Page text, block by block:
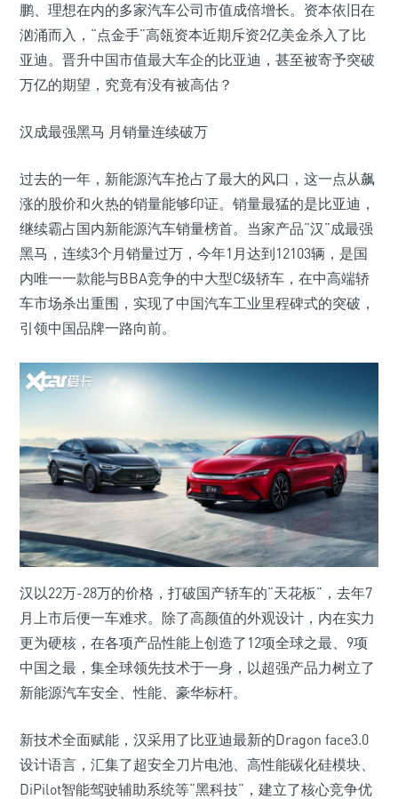
鹏、理想在内的多家汽车公司市值成倍增长。资本依旧在
汹涌而入，“点金手”高瓴资本近期斥资2亿美金杀入了比
亚迪。晋升中国市值最大车企的比亚迪，甚至被寄予突破
万亿的期望，究竟有没有被高估？
汉成最强黑马 月销量连续破万
过去的一年，新能源汽车抢占了最大的风口，这一点从飙
涨的股价和火热的销量能够印证。销量最猛的是比亚迪，
继续霸占国内新能源汽车销量榜首。当家产品“汉”成最强
黑马，连续3个月销量过万，今年1月达到12103辆，是国
内唯一一款能与BBA竞争的中大型C级轿车，在中高端轿
车市场杀出重围，实现了中国汽车工业里程碑式的突破，
引领中国品牌一路向前。
汉以22万-28万的价格，打破国产轿车的“天花板”，去年7
月上市后便一车难求。除了高颜值的外观设计，内在实力
更为硬核，在各项产品性能上创造了12项全球之最、9项
中国之最，集全球领先技术于一身，以超强产品力树立了
新能源汽车安全、性能、豪华标杆。
新技术全面赋能，汉采用了比亚迪最新的Dragon face3.0
设计语言，汇集了超安全刀片电池、高性能碳化硅模块、
DiPilot智能驾驶辅助系统等“黑科技”，建立了核心竞争优